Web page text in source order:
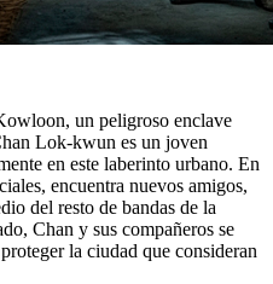
un peligroso enclave
Lok-kwun es un joven
en este laberinto urbano. En
encuentra nuevos amigos,
del resto de bandas de la
Chan y sus compañeros se
la ciudad que consideran